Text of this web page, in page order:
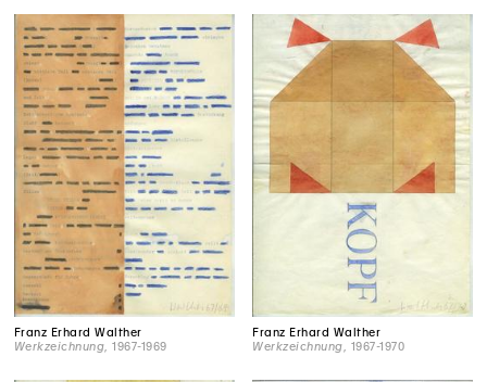
Franz Erhard Walther
Werkzeichnung , 1967-1969
Franz Erhard Walther
Werkzeichnung , 1967-1970